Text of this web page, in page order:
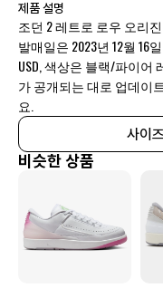
제품 설명
조던 2 레트로 로우 오리진
발매일은 2023년 12월 16
USD, 색상은 블랙/파이어
가 공개되는 대로 업데이
요.
사이
비슷한 상품